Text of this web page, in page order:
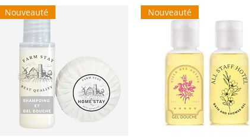
Nouveauté Nouveauté